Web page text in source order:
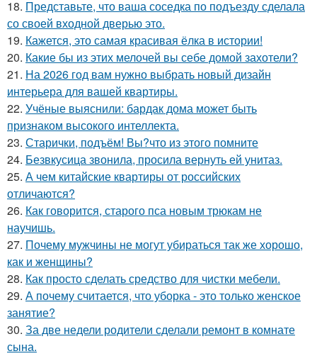
18. Представьте, что ваша соседка по подъезду сделала
со своей входной дверью это.
19. Кажется, это самая красивая ёлка в истории!
20. Какие бы из этих мелочей вы себе домой захотели?
21. На 2026 год вам нужно выбрать новый дизайн
интерьера для вашей квартиры.
22. Учёные выяснили: бардак дома может быть
признаком высокого интеллекта.
23. Старички, подъём! Вы?что из этого помните
24. Безвкусица звонила, просила вернуть ей унитаз.
25. А чем китайские квартиры от российских
отличаются?
26. Как говорится, старого пса новым трюкам не
научишь.
27. Почему мужчины не могут убираться так же хорошо,
как и женщины?
28. Как просто сделать средство для чистки мебели.
29. А почему считается, что уборка - это только женское
занятие?
30. За две недели родители сделали ремонт в комнате
сына.